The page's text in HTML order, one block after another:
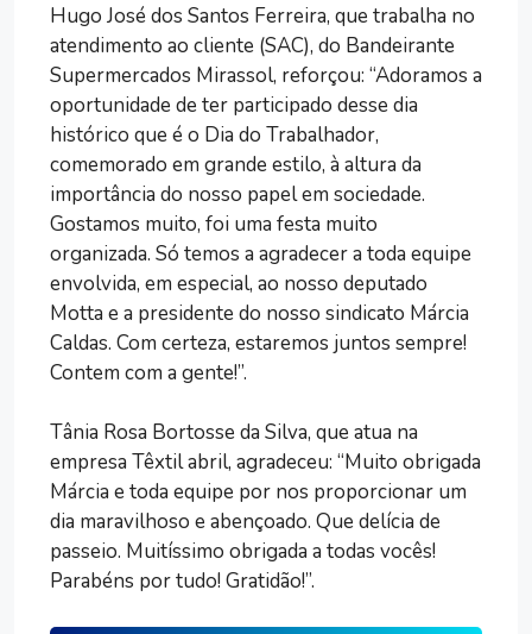
Hugo José dos Santos Ferreira, que trabalha no
atendimento ao cliente (SAC), do Bandeirante
Supermercados Mirassol, reforçou: “Adoramos a
oportunidade de ter participado desse dia
histórico que é o Dia do Trabalhador,
comemorado em grande estilo, à altura da
importância do nosso papel em sociedade.
Gostamos muito, foi uma festa muito
organizada. Só temos a agradecer a toda equipe
envolvida, em especial, ao nosso deputado
Motta e a presidente do nosso sindicato Márcia
Caldas. Com certeza, estaremos juntos sempre!
Contem com a gente!”.
Tânia Rosa Bortosse da Silva, que atua na
empresa Têxtil abril, agradeceu: “Muito obrigada
Márcia e toda equipe por nos proporcionar um
dia maravilhoso e abençoado. Que delícia de
passeio. Muitíssimo obrigada a todas vocês!
Parabéns por tudo! Gratidão!”.